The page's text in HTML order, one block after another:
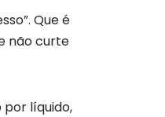
Que é
não curte
líquido,